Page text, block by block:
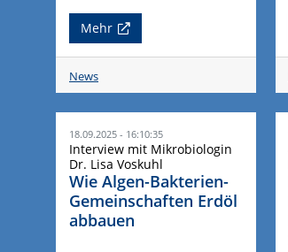
Mehr
News
18.09.2025 - 16:10:35
Interview mit Mikrobiologin
Dr. Lisa Voskuhl
Wie Algen-Bakterien-
Gemeinschaften Erdöl
abbauen